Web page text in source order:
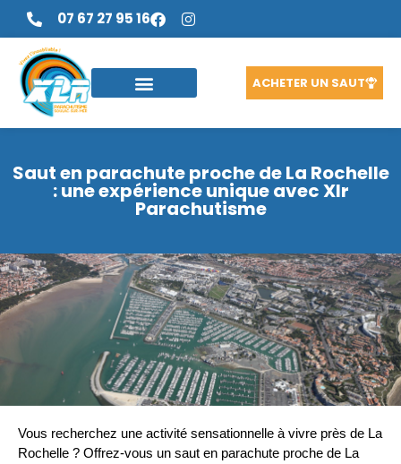
07 67 27 95 16
ACHETER UN SAUT
Saut en parachute proche de La Rochelle
: une expérience unique avec Xlr
Parachutisme
Vous recherchez une activité sensationnelle à vivre près de La
Rochelle ? Offrez-vous un saut en parachute proche de La